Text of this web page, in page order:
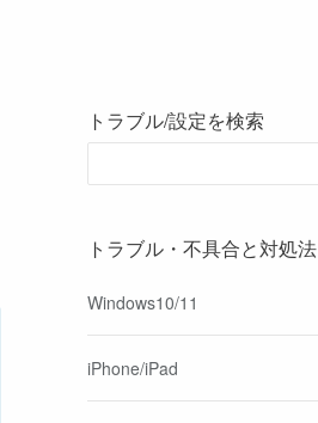
トラブル/設定を検索
トラブル・不具合と対処法
Windows10/11
iPhone/iPad